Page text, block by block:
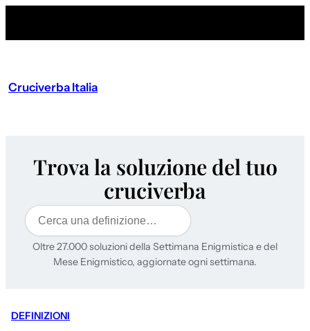
Cruciverba Italia
Trova la soluzione del tuo
cruciverba
Cerca
Oltre 27.000 soluzioni della Settimana Enigmistica e del
Mese Enigmistico, aggiornate ogni settimana.
DEFINIZIONI